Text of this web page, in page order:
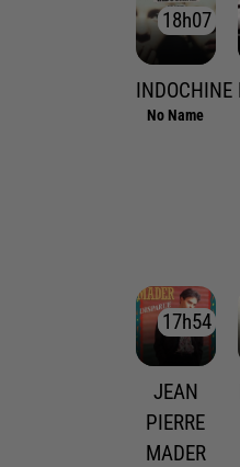
18h07
18h07
INDOCHINE
No Name
17h54
17h54
JEAN
PIERRE
MADER